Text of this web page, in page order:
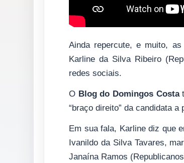
Ainda repercute, e muito,
Karline da Silva Ribeiro
redes sociais.
O Blog do Domingos Costa
“braço direito” da candidata
Em sua fala, Karline diz que
Ivanildo da Silva Tavares,
Janaína Ramos